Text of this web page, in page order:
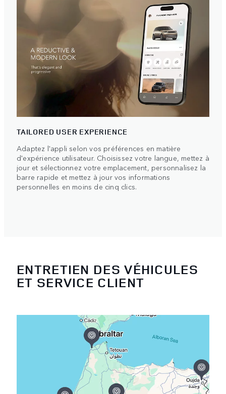
TAILORED USER EXPERIENCE
Adaptez l'appli selon vos préférences en matière
d'expérience utilisateur. Choisissez votre langue, mettez à
jour et sélectionnez votre emplacement, personnalisez la
barre rapide et mettez à jour vos informations
personnelles en moins de cinq clics.
ENTRETIEN DES VÉHICULES
ET SERVICE CLIENT